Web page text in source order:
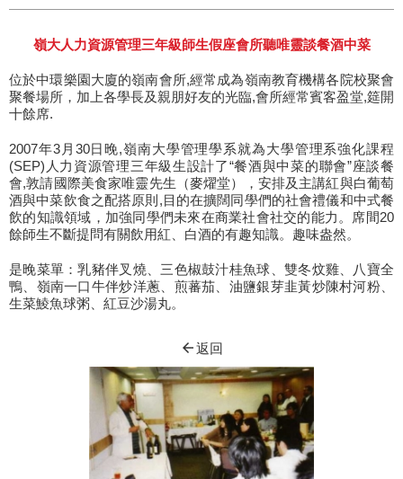
嶺大人力資源管理三年級師生假座會所聽唯靈談餐酒中菜
位於中環樂園大廈的嶺南會所,經常成為嶺南教育機構各院校聚會
聚餐場所，加上各學長及親朋好友的光臨,會所經常賓客盈堂,筵開
十餘席.
2007年3月30日晚,嶺南大學管理學系就為大學管理系強化課程
(SEP)人力資源管理三年級生設計了“餐酒與中菜的聯會”座談餐
會,敦請國際美食家唯靈先生（麥燿堂），安排及主講紅與白葡萄
酒與中菜飲食之配搭原則,目的在擴闊同學們的社會禮儀和中式餐
飲的知識領域，加強同學們未來在商業社會社交的能力。席間20
餘師生不斷提問有關飲用紅、白酒的有趣知識。趣味盎然。
是晚菜單：乳豬伴叉燒、三色椒鼓汁桂魚球、雙冬炆雞、八寶全
鴨、嶺南一口牛伴炒洋蔥、煎蕃茄、油鹽銀芽韭黃炒陳村河粉、
生菜鯪魚球粥、紅豆沙湯丸。
arrow_back返回